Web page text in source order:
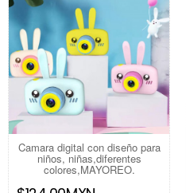
Camara digital con diseño para
niños, niñas,diferentes
colores,MAYOREO.